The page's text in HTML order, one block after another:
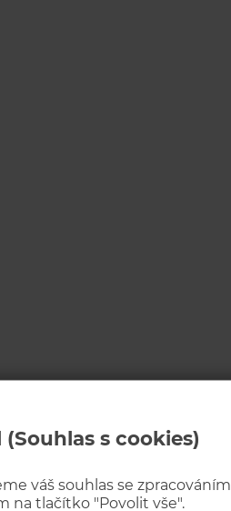
s cookies)
váš souhlas se zpracováním
na tlačítko "Povolit vše".